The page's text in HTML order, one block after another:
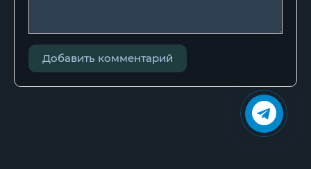
Добавить комментарий